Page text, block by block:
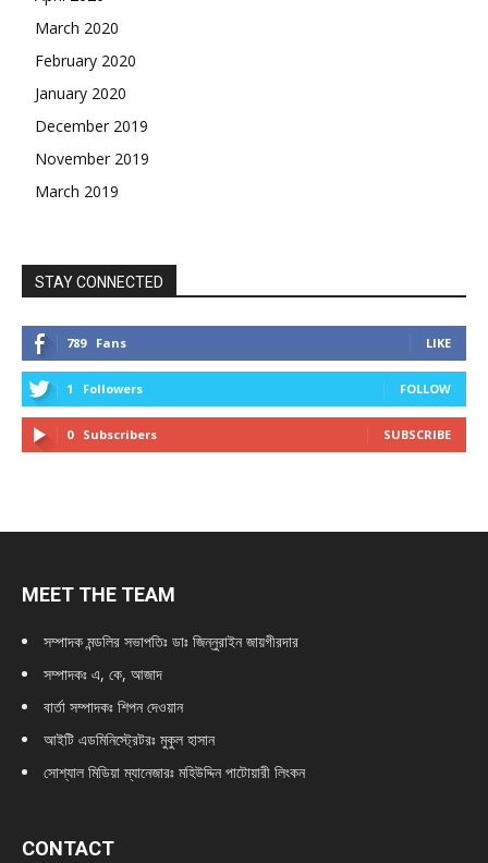
March 2020
February 2020
January 2020
December 2019
November 2019
March 2019
STAY CONNECTED
789 Fans LIKE
1 Followers FOLLOW
0 Subscribers SUBSCRIBE
MEET THE TEAM
সম্পাদক মন্ডলির সভাপতিঃ ডাঃ জিন্নুরাইন জায়গীরদার
সম্পাদকঃ এ, কে, আজাদ
বার্তা সম্পাদকঃ শিপন দেওয়ান
আইটি এডমিনিস্ট্রেটরঃ মুকুল হাসান
সোশ্যাল মিডিয়া ম্যানেজারঃ মহিউদ্দিন পাটোয়ারী লিংকন
CONTACT